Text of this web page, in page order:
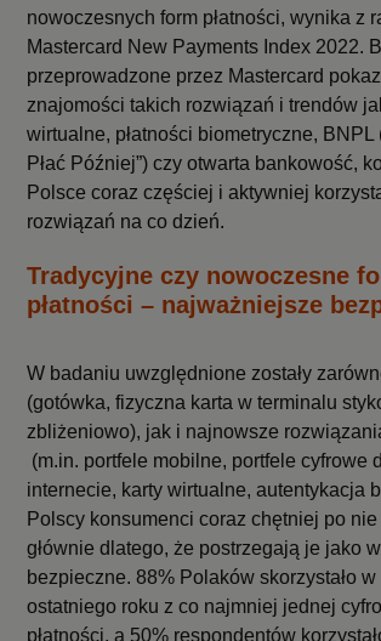
nowoczesnych form płatności, wynika z
Mastercard New Payments Index 2022.
przeprowadzone przez Mastercard
znajomości takich rozwiązań i trendów
wirtualne, płatności biometryczne, BNPL
Płać Później”) czy otwarta bankowość,
Polsce coraz częściej i aktywniej
rozwiązań na co dzień.
Tradycyjne czy nowoczesne
płatności – najważniejsze
W badaniu uwzględnione zostały
(gotówka, fizyczna karta w terminalu
zbliżeniowo), jak i najnowsze
(m.in. portfele mobilne, portfele cyfrowe
internecie, karty wirtualne, autentykacja
Polscy konsumenci coraz chętniej po
głównie dlatego, że postrzegają je jako
bezpieczne. 88% Polaków skorzystało w
ostatniego roku z co najmniej jednej
płatności, a 50% respondentów